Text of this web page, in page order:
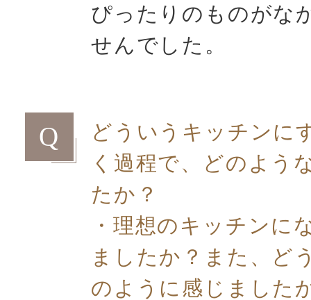
ぴったりのものがな
せんでした。
Q
どういうキッチンに
く過程で、どのよう
たか？
・理想のキッチンに
ましたか？また、ど
のように感じました